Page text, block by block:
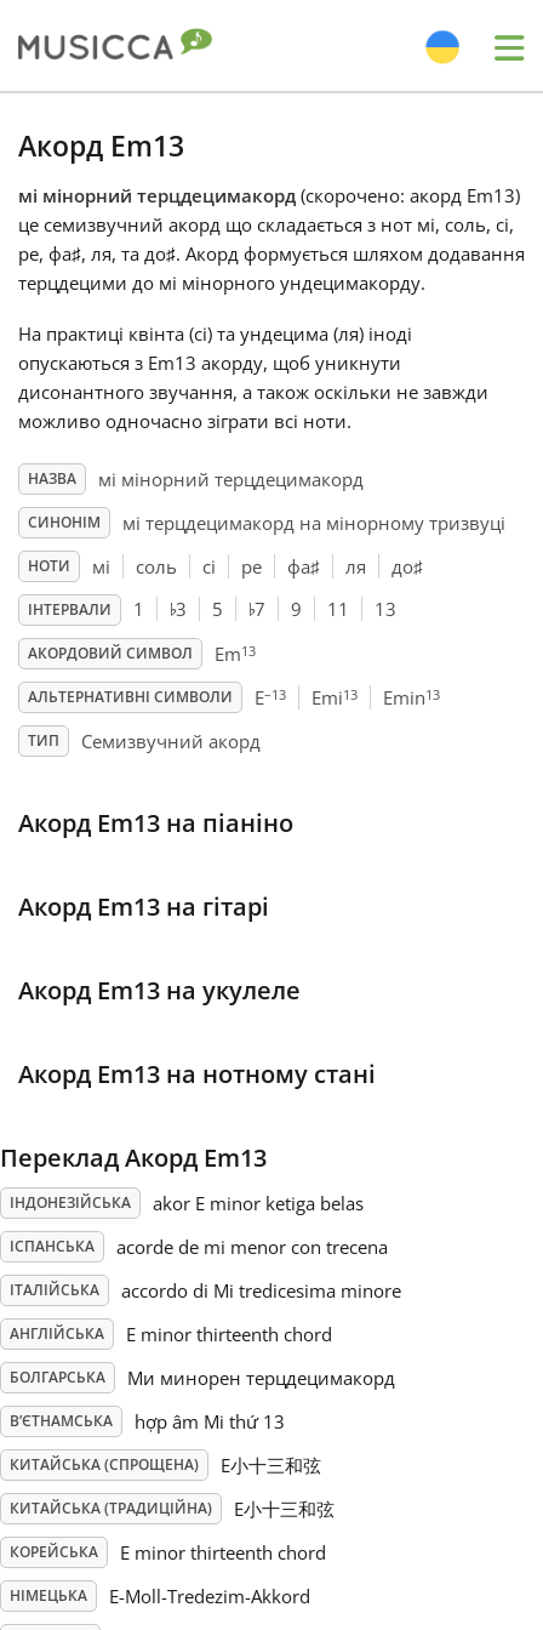
Български
Dansk
Deutsch
English
Español
Français
한국어
हिन्दी
Italiano
日本語
Polski
Svenska
Tiếng Việt
Türkçe
简体中文
繁體中文
Акорд Em13
мі мінорний терцдецимакорд (скорочено: акорд Em13)
це семизвучний акорд що складається з нот мі, соль, сі,
ре, фа♯, ля, та до♯. Акорд формується шляхом додавання
терцдецими до мі мінорного ундецимакорду.
На практиці квінта (сі) та ундецима (ля) іноді
опускаються з Em13 акорду, щоб уникнути
дисонантного звучання, а також оскільки не завжди
можливо одночасно зіграти всі ноти.
НАЗВА мі мінорний терцдецимакорд
СИНОНІМ мі терцдецимакорд на мiнорному тризвуцi
НОТИ мі соль сі ре фа♯ ля до♯
ІНТЕРВАЛИ 1 ♭3 5 ♭7 9 11 13
АКОРДОВИЙ СИМВОЛ Em13
АЛЬТЕРНАТИВНІ СИМВОЛИ E–13 Emi13 Emin13
ТИП Семизвучний акорд
Акорд Em13 на піаніно
Акорд Em13 на гітарі
Акорд Em13 на укулеле
Акорд Em13 на нотному стані
Переклад Акорд Em13
ІНДОНЕЗІЙСЬКА akor E minor ketiga belas
ІСПАНСЬКА acorde de mi menor con trecena
ІТАЛІЙСЬКА accordo di Mi tredicesima minore
АНГЛІЙСЬКА E minor thirteenth chord
БОЛГАРСЬКА Ми минорен терцдецимакорд
В’ЄТНАМСЬКА hợp âm Mi thứ 13
КИТАЙСЬКА (СПРОЩЕНА) E小十三和弦
КИТАЙСЬКА (ТРАДИЦІЙНА) E小十三和弦
КОРЕЙСЬКА E minor thirteenth chord
НІМЕЦЬКА E-Moll-Tredezim-Akkord